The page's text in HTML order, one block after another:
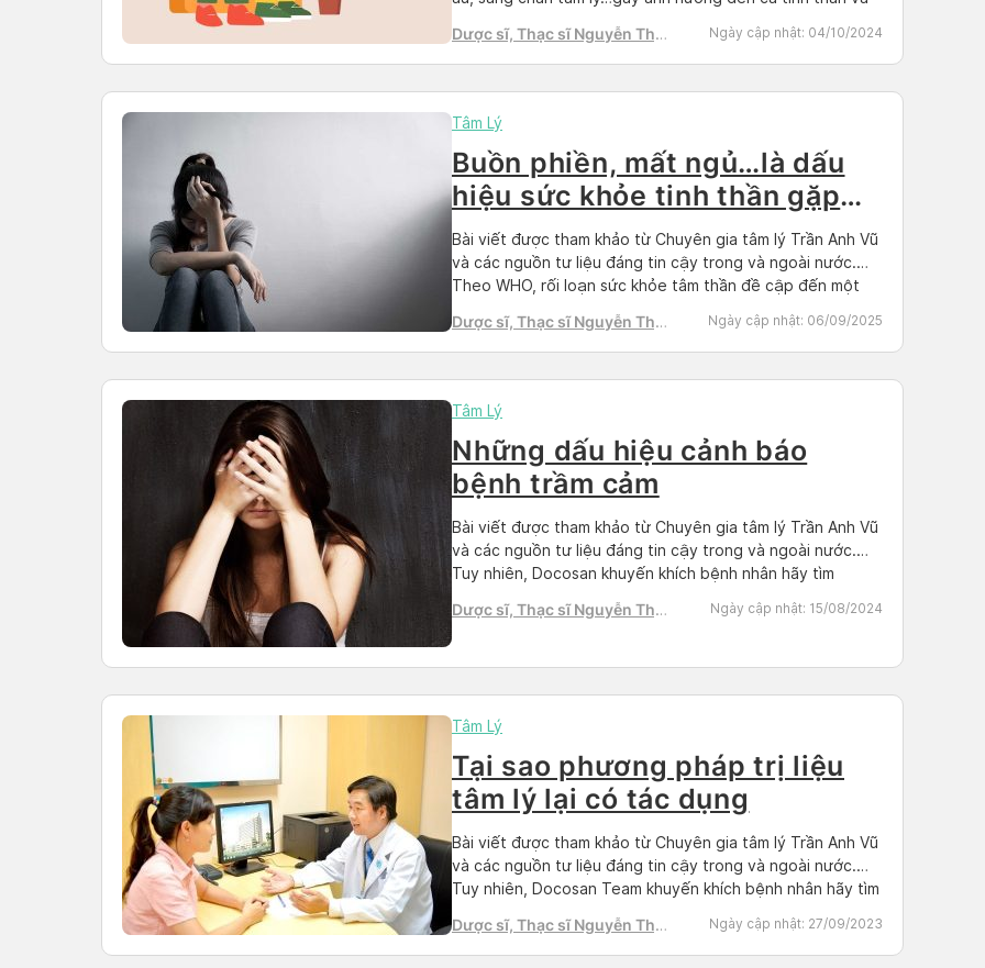
cung cấp các dịch vụ tâm […]
Dược sĩ, Thạc sĩ Nguyễn Thị
Ngày cập nhật: 04/10/2024
Tâm Lý
Buồn phiền, mất ngủ…là dấu
hiệu sức khỏe tinh thần gặp
vấn đề
Bài viết được tham khảo từ Chuyên gia tâm lý Trần Anh Vũ
và các nguồn tư liệu đáng tin cậy trong và ngoài nước.
Theo WHO, rối loạn sức khỏe tâm thần đề cập đến một
nghĩ và hành vi của bạn. […]
Dược sĩ, Thạc sĩ Nguyễn Thị
Ngày cập nhật: 06/09/2025
Tâm Lý
Những dấu hiệu cảnh báo
bệnh trầm cảm
Bài viết được tham khảo từ Chuyên gia tâm lý Trần Anh Vũ
và các nguồn tư liệu đáng tin cậy trong và ngoài nước.
Tuy nhiên, Docosan khuyến khích bệnh nhân hãy tìm
một công bố của Tổ chức Y tế Thế giới […]
Dược sĩ, Thạc sĩ Nguyễn Thị
Ngày cập nhật: 15/08/2024
Tâm Lý
Tại sao phương pháp trị liệu
tâm lý lại có tác dụng
Bài viết được tham khảo từ Chuyên gia tâm lý Trần Anh Vũ
và các nguồn tư liệu đáng tin cậy trong và ngoài nước.
Tuy nhiên, Docosan Team khuyến khích bệnh nhân hãy tìm
trên Doctor có sẵn. Khi gặp một vấn […]
Dược sĩ, Thạc sĩ Nguyễn Thị
Ngày cập nhật: 27/09/2023